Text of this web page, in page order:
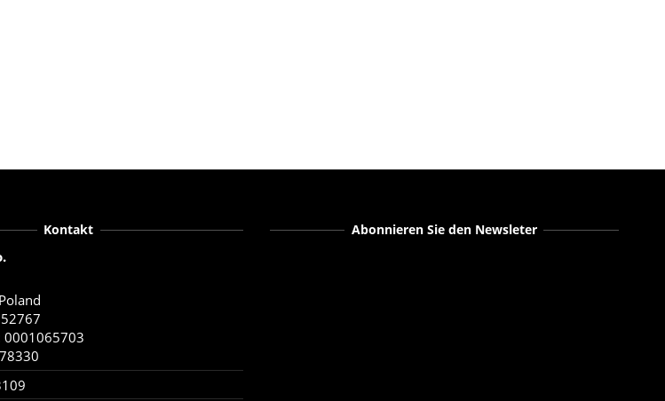
Kontakt
0001065703
Abonnieren Sie den Newsleter